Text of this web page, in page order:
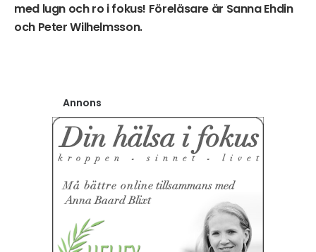
med lugn och ro i fokus! Föreläsare är Sanna Ehdin
och Peter Wilhelmsson.
Annons